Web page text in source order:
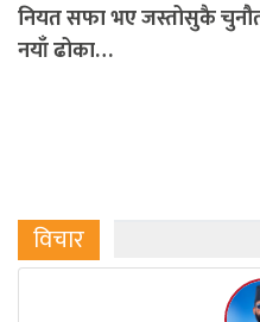
नियत सफा भए जस्तोसुकै
नयाँ ढोका…
विचार